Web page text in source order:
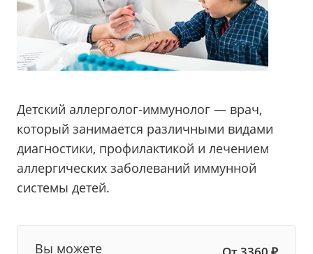
Детский аллерголог-иммунолог — врач,
который занимается различными видами
диагностики, профилактикой и лечением
аллергических заболеваний иммунной
системы детей.
Вы можете